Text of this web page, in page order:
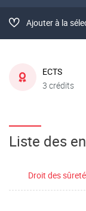
Ajouter à la
ECTS
3 crédits
Liste des
Droit des